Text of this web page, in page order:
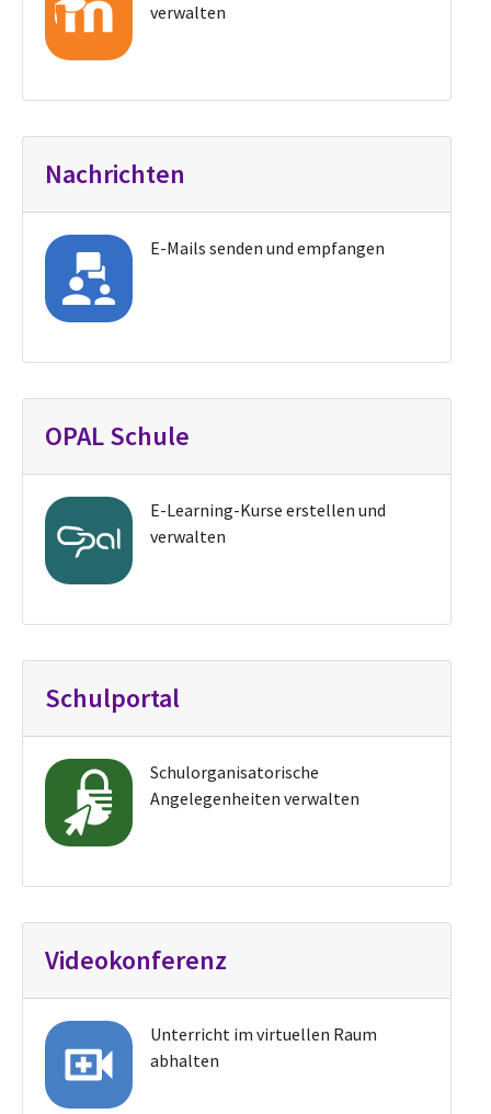
verwalten
Nachrichten
E-Mails senden und empfangen
OPAL Schule
E-Learning-Kurse erstellen und
verwalten
Schulportal
Schulorganisatorische
Angelegenheiten verwalten
Videokonferenz
Unterricht im virtuellen Raum
abhalten